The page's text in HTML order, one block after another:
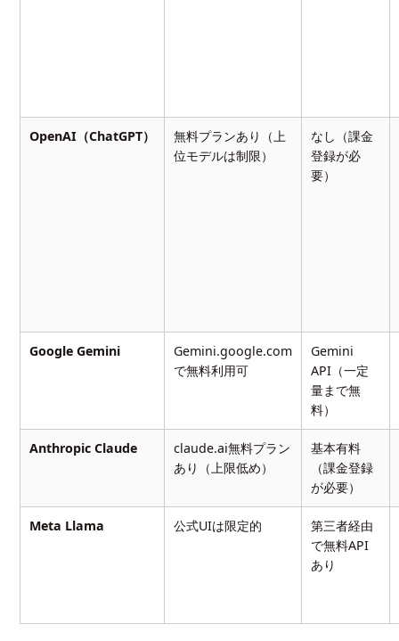
OpenAI（ChatGPT）
無料プランあり（上
位モデルは制限）
なし（課金
登録が必
要）
Google Gemini
Gemini.google.com
で無料利用可
Gemini
API（一定
量まで無
料）
Anthropic Claude
claude.ai無料プラン
あり（上限低め）
基本有料
（課金登録
が必要）
Meta Llama 公式UIは限定的
第三者経由
で無料API
あり